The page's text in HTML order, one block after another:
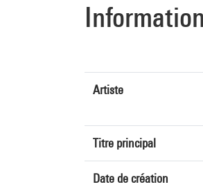
Artiste
Titre principal
Date de création